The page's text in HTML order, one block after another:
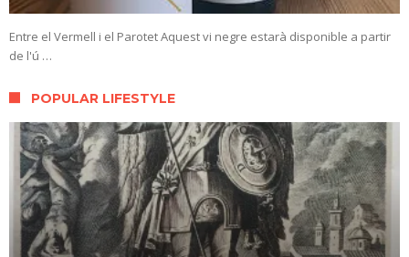
Entre el Vermell i el Parotet Aquest vi negre estarà disponible a partir
de l'ú …
POPULAR LIFESTYLE